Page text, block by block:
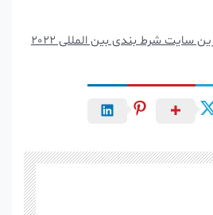
سایت شرط بندی بین المللی 2022